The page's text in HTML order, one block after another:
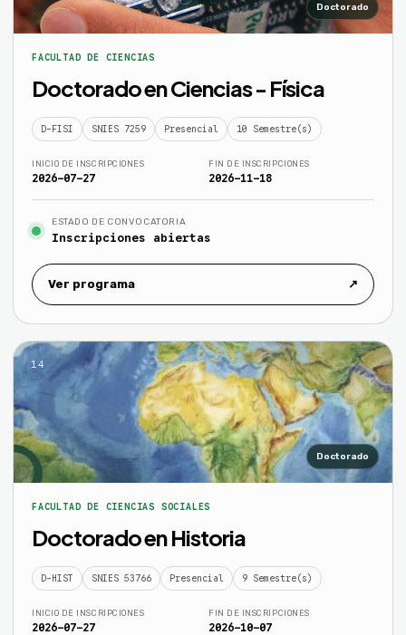
Doctorado
FACULTAD DE CIENCIAS
Doctorado en Ciencias - Física
D-FISI SNIES 7259 Presencial 10 Semestre(s)
INICIO DE INSCRIPCIONES
2026-07-27
FIN DE INSCRIPCIONES
2026-11-18
ESTADO DE CONVOCATORIA
Inscripciones abiertas
Ver programa ↗
14
Doctorado
FACULTAD DE CIENCIAS SOCIALES
Doctorado en Historia
D-HIST SNIES 53766 Presencial 9 Semestre(s)
INICIO DE INSCRIPCIONES
2026-07-27
FIN DE INSCRIPCIONES
2026-10-07